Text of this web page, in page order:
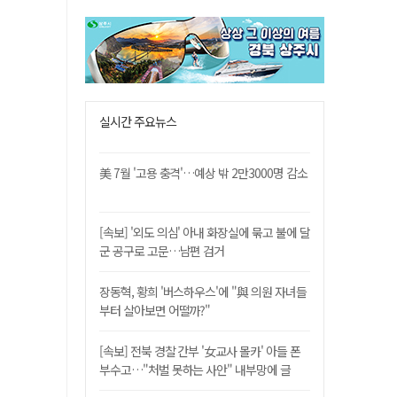
실시간 주요뉴스
美 7월 '고용 충격'…예상 밖 2만3000명 감소
[속보] '외도 의심' 아내 화장실에 묶고 불에 달
군 공구로 고문…남편 검거
장동혁, 황희 '버스하우스'에 "與 의원 자녀들
부터 살아보면 어떨까?"
[속보] 전북 경찰 간부 '女교사 몰카' 아들 폰
부수고…"처벌 못하는 사안" 내부망에 글